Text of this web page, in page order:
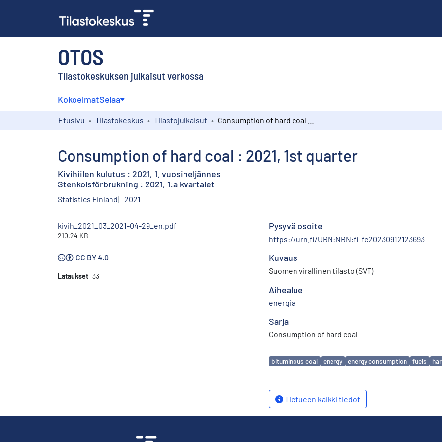
OTOS
Tilastokeskuksen julkaisut verkossa
KokoelmatSelaa
Etusivu Tilastokeskus Tilastojulkaisut
Consumption of hard coal : 2021, 1st quarter
Kivihiilen kulutus : 2021, 1. vuosineljännes
Stenkolsförbrukning : 2021, 1:a kvartalet
Statistics Finland 2021
kivih_2021_03_2021-04-29_en.pdf
210.24 KB
CC BY 4.0
Lataukset 33
Pysyvä osoite
https://urn.fi/URN:NBN:fi-fe20230912123693
Kuvaus
Suomen virallinen tilasto (SVT)
Aihealue
energia
Sarja
Consumption of hard coal
Avainsanat
bituminous coal energy energy consumption fuels
Tietueen kaikki tiedot